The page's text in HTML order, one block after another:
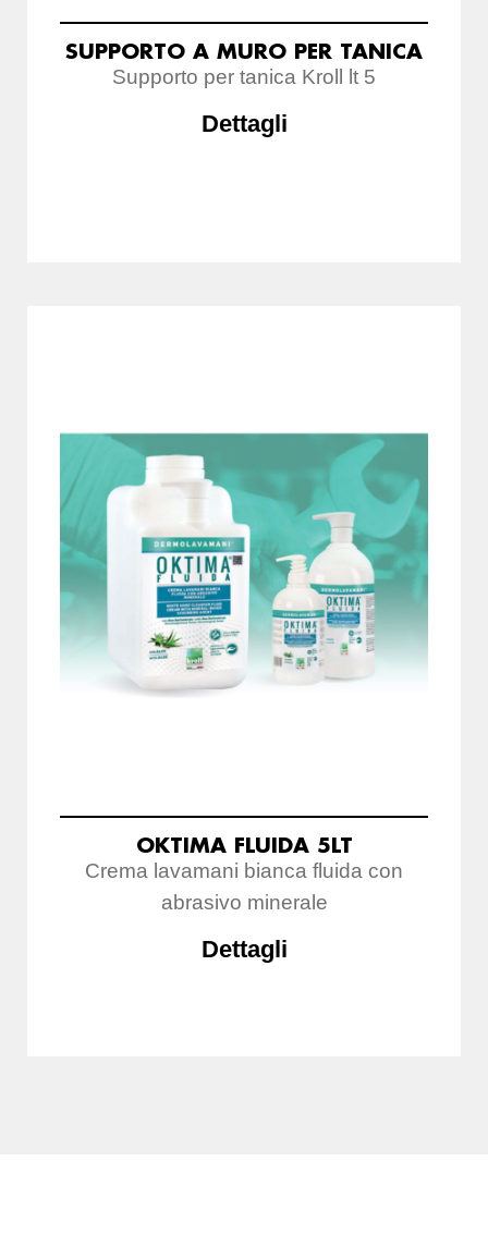
SUPPORTO A MURO PER TANICA
Supporto per tanica Kroll lt 5
Dettagli
OKTIMA FLUIDA 5LT
Crema lavamani bianca fluida con
abrasivo minerale
Dettagli